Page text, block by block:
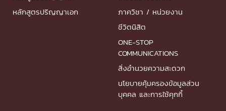
หลักสูตรปริญญาเอก
ภาควิชา / หน่วยงาน
ชีวิตนิสิต
ONE-STOP
COMMUNICATIONS
สิ่งอำนวยความสะดวก
นโยบายคุ้มครองข้อมูลส่วน
บุคคล และการใช้คุกกี้